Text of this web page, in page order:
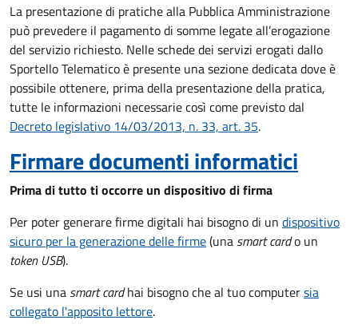
La presentazione di pratiche alla Pubblica Amministrazione
può prevedere il pagamento di somme legate all’erogazione
del servizio richiesto. Nelle schede dei servizi erogati dallo
Sportello Telematico è presente una sezione dedicata dove è
possibile ottenere, prima della presentazione della pratica,
tutte le informazioni necessarie così come previsto dal
Decreto legislativo 14/03/2013, n. 33, art. 35.
Firmare documenti informatici
Prima di tutto ti occorre un dispositivo di firma
Per poter generare firme digitali hai bisogno di un dispositivo
sicuro per la generazione delle firme(una smart cardo un
token USB).
Se usi una smart cardhai bisogno che al tuo computersia
collegato l'apposito lettore.